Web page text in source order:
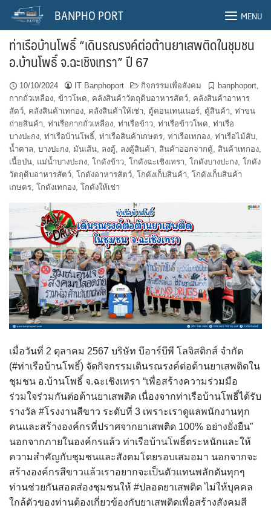
Skip
content
BANPHO PORT MENU
ท่าเรือบ้านโพธิ์ “เดินรณรงค์ต่อต้านยาเสพติดในชุมชน
อ.บ้านโพธิ์ จ.ฉะเชิงเทรา” ปี 67
10/10/2024 IT Banphoport กิจกรรมเพื่อสังคม banphoport,
กากถั่วเหลือง, ข้าวโพด, คลังสินค้าวัตถุดิบอาหารสัตว์, คลังสินค้าอาหาร
สัตว์, คลังสินค้าเทกอง, คลังสินค้าให้เช่า, ตู้คอนเทนเนอร์, ตู้สินค้า, ท่าขน
ถ่ายสินค้า, ท่าเรือกากถั่วเหลือง, ท่าเรือข้าว, ท่าเรือข้าวโพด, ท่าเรือ
บางปะกง, ท่าเรือบ้านโพธิ์, ท่าเรือสินค้าเกษตร, ท่าเรือเทกอง, ท่าเรือไม้สับ,
น้ำตาล, บางปะกง, มันเส้น, ลงตู้, ลงตู้สินค้า, สินค้าออกจากตู้, สินค้าเทกอง,
เนื้อป่น, แม่น้ำบางปะกง, โกดังข้าว, โกดังฉะเชิงเทรา, โกดังบางปะกง, โกดัง
วัตถุดิบอาหารสัตว์, โกดังอาหารสัตว์, โกดังเก็บสินค้า, โกดังเก็บสินค้า
เกษตร, โกดังเทกอง, โกดังให้เช่า
เมื่อวันที่ 2 ตุลาคม 2567 บริษัท บีอาร์บีพี โลจิสติกส์ จำกัด
(#ท่าเรือบ้านโพธิ์) จัดกิจกรรมเดินรณรงค์ต่อต้านยาเสพติดใน
ชุมชน อ.บ้านโพธิ์ จ.ฉะเชิงเทรา “เพื่อสร้างความร่วมมือ
ร่วมใจร่วมกันต่อต้านยาเสพติด เนื่องจากท่าเรือบ้านโพธิ์ได้รับ
รางวัล #โรงงานสีขาว ระดับที่ 3 เพราะเราดูแลพนักงานทุก
คนและสร้างองค์กรที่ปราศจากยาเสพติด 100% อย่างยั่งยืน”
นอกจากภายในองค์กรแล้ว ท่าเรือบ้านโพธิ์ตระหนักและให้
ความสำคัญกับชุมชนและสังคมโดยรอบเสมอมา นอกจากจะ
สร้างองค์กรสีขาวแล้วเราอยากจะเป็นตัวแทนพลักดันทุกๆ
ท่านช่วยกันสอดส่องชุมชนให้ #ปลอดยาเสพติด ไม่ให้บุคคล
ใกล้ตัวของท่านต้องเกี่ยวข้องกับยาเสพติดเพื่อสร้างสังคมสี